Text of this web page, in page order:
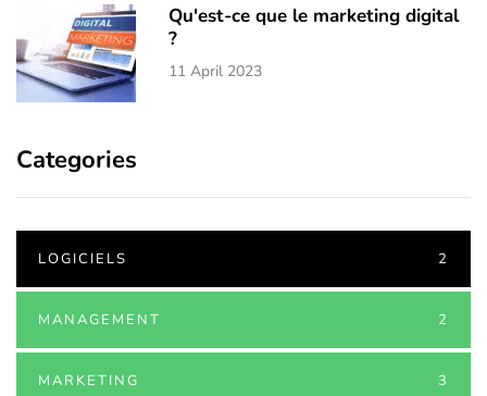
Qu'est-ce que le marketing digital
?
11 April 2023
Categories
LOGICIELS 2
MANAGEMENT 2
MARKETING 3